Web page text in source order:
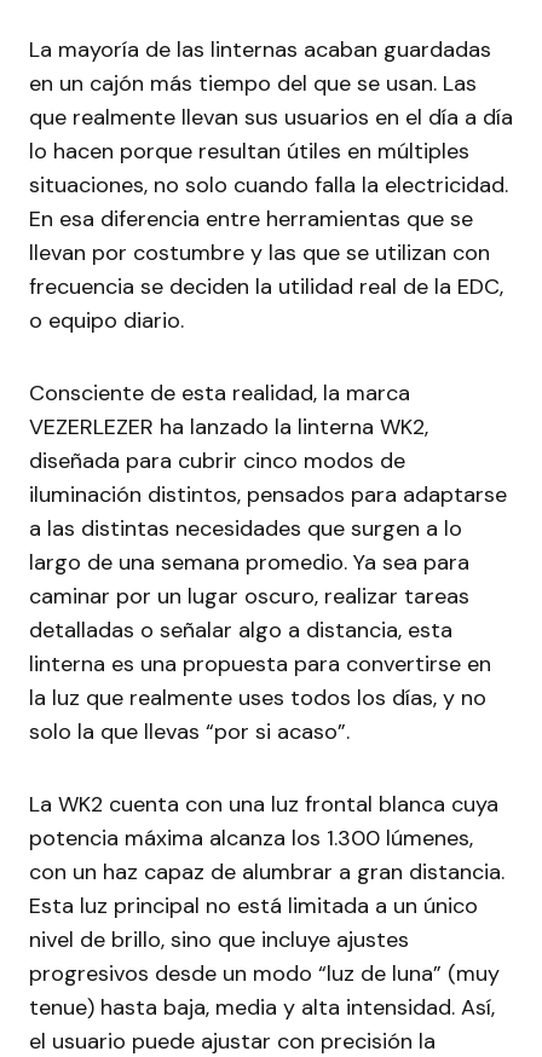
La mayoría de las linternas acaban guardadas
en un cajón más tiempo del que se usan. Las
que realmente llevan sus usuarios en el día a día
lo hacen porque resultan útiles en múltiples
situaciones, no solo cuando falla la electricidad.
En esa diferencia entre herramientas que se
llevan por costumbre y las que se utilizan con
frecuencia se deciden la utilidad real de la EDC,
o equipo diario.
Consciente de esta realidad, la marca
VEZERLEZER ha lanzado la linterna WK2,
diseñada para cubrir cinco modos de
iluminación distintos, pensados para adaptarse
a las distintas necesidades que surgen a lo
largo de una semana promedio. Ya sea para
caminar por un lugar oscuro, realizar tareas
detalladas o señalar algo a distancia, esta
linterna es una propuesta para convertirse en
la luz que realmente uses todos los días, y no
solo la que llevas “por si acaso”.
La WK2 cuenta con una luz frontal blanca cuya
potencia máxima alcanza los 1.300 lúmenes,
con un haz capaz de alumbrar a gran distancia.
Esta luz principal no está limitada a un único
nivel de brillo, sino que incluye ajustes
progresivos desde un modo “luz de luna” (muy
tenue) hasta baja, media y alta intensidad. Así,
el usuario puede ajustar con precisión la